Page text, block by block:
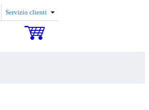
Servizio clienti